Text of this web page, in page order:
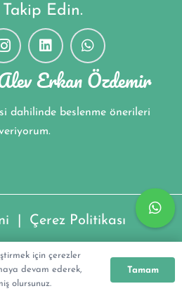
Takip Edin.
Erkan Özdemir
dahilinde beslenme önerileri
Çerez Politikası
Erkan Özdemir ©2022
için çerezler
devam ederek,
olursunuz.
Tamam